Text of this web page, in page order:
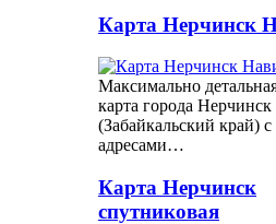
Карта Нерчинск
Максимально
карта города Нерчинск
(Забайкальский край) с
адресами…
Карта Нерчинск
спутниковая